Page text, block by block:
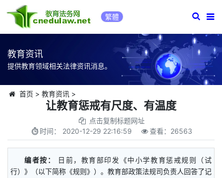
繁體
教育资讯
提供教育领域相关法律资讯消息。
首页 > 教育资讯>
让教育惩戒有尺度、有温度
点击复制标题网址
时间： 2020-12-29 22:16:59 查看： 26563
编者按：
日前，教育部印发《中小学教育惩戒规则（试
行）》（以下简称《规则》）。教育部政策法规司负责人回答了记